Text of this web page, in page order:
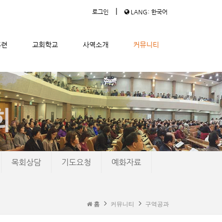
로그인 | LANG: 한국어
교회학교 사역소개 커뮤니티
목회상담 기도요청 예화자료
홈 커뮤니티 구역공과